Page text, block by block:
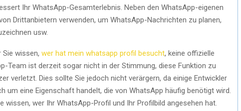
Ihr WhatsApp-Gesamterlebnis. Neben den WhatsApp-eigenen
Drittanbietern verwenden, um WhatsApp-Nachrichten zu planen,
usw.
Sie wissen, wer hat mein whatsapp profil besucht, keine offizielle
Team ist derzeit sogar nicht in der Stimmung, diese Funktion zu
verletzt. Dies sollte Sie jedoch nicht verärgern, da einige Entwickler
um eine Eigenschaft handelt, die von WhatsApp häufig benötigt wird.
wissen, wer Ihr WhatsApp-Profil und Ihr Profilbild angesehen hat.